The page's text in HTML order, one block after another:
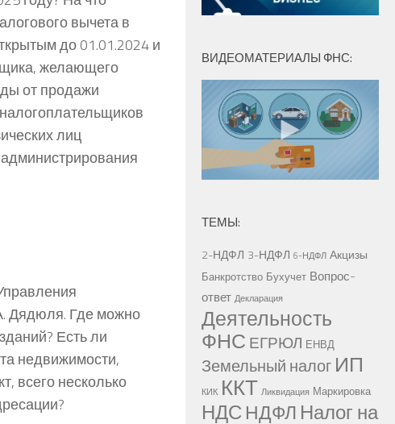
вычета в
до 01.01.2024 и
желающего
от продажи
лиц
Дядюля. Где можно
Есть ли
недвижимости,
всего несколько
ВИДЕОМАТЕРИАЛЫ ФНС:
ТЕМЫ:
2-НДФЛ 3-НДФЛ 6-НДФЛ Акцизы
Банкротство Бухучет Вопрос-
ответ Декларация
Деятельность
ФНС ЕГРЮЛ ЕНВД
Земельный налог ИП
КИК ККТ Ликвидация Маркировка
НДС НДФЛ Налог на